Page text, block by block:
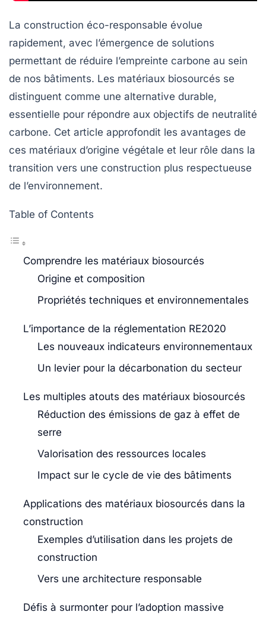
La construction éco-responsable évolue
rapidement, avec l’émergence de solutions
permettant de réduire l’empreinte carbone au sein
de nos bâtiments. Les matériaux biosourcés se
distinguent comme une alternative durable,
essentielle pour répondre aux objectifs de neutralité
carbone. Cet article approfondit les avantages de
ces matériaux d’origine végétale et leur rôle dans la
transition vers une construction plus respectueuse
de l’environnement.
Table of Contents
Comprendre les matériaux biosourcés
Origine et composition
Propriétés techniques et environnementales
L’importance de la réglementation RE2020
Les nouveaux indicateurs environnementaux
Un levier pour la décarbonation du secteur
Les multiples atouts des matériaux biosourcés
Réduction des émissions de gaz à effet de
serre
Valorisation des ressources locales
Impact sur le cycle de vie des bâtiments
Applications des matériaux biosourcés dans la
construction
Exemples d’utilisation dans les projets de
construction
Vers une architecture responsable
Défis à surmonter pour l’adoption massive